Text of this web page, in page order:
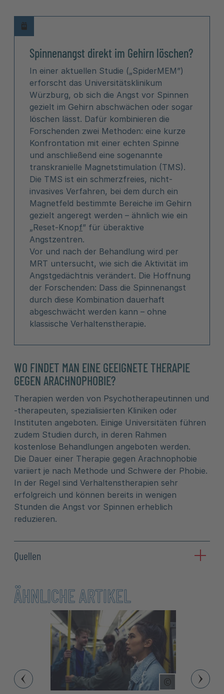
Spinnenangst direkt im Gehirn löschen?
In einer aktuellen Studie („SpiderMEM”)
erforscht das Universitätsklinikum
Würzburg, ob sich die Angst vor Spinnen
gezielt im Gehirn abschwächen oder sogar
löschen lässt. Dafür kombinieren die
Forschenden zwei Methoden: eine kurze
Konfrontation mit einer echten Spinne
und anschließend eine sogenannte
transkranielle Magnetstimulation (TMS).
Die TMS ist ein schmerzfreies, nicht-
invasives Verfahren, bei dem durch ein
Magnetfeld bestimmte Bereiche im Gehirn
gezielt angeregt werden – ähnlich wie ein
„Reset-Knopf” für überaktive
Angstzentren.
Vor und nach der Behandlung wird per
MRT untersucht, wie sich die Aktivität im
Angstgedächtnis verändert. Die Hoffnung
der Forschenden: Dass die Spinnenangst
durch diese Kombination dauerhaft
abgeschwächt werden kann – ohne
klassische Verhaltenstherapie.
WO FINDET MAN EINE GEEIGNETE THERAPIE
GEGEN ARACHNOPHOBIE?
Therapien werden von Psychotherapeutinnen und
-therapeuten, spezialisierten Kliniken oder
Instituten angeboten. Einige Universitäten führen
zudem Studien durch, in deren Rahmen
kostenlose Behandlungen angeboten werden.
Die Dauer einer Therapie gegen Arachnophobie
variiert je nach Methode und Schwere der Phobie.
In der Regel sind Verhaltenstherapien sehr
erfolgreich und können bereits in wenigen
Stunden die Angst vor Spinnen erheblich
reduzieren.
Quellen
ÄHNLICHE ARTIKEL
Copyright